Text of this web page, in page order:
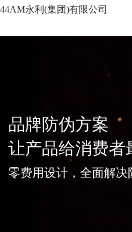
永利(集团)有限公司
品牌防伪方案
让产品给消费者
零费用设计，全面解